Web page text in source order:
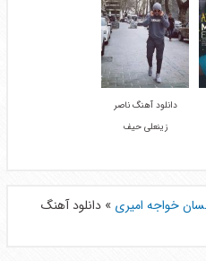
دانلود آهنگ ناصر
زینعلی حیف
خواجه امیری » دانلود آهنگ